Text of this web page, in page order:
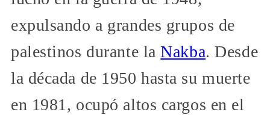
expulsando a grandes grupos de
palestinos durante laNakba. Desde
la década de 1950 hasta su muerte
en 1981, ocupó altos cargos en el